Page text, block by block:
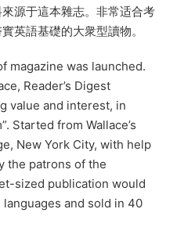
源于這本雜志。非常适合考
英語基礎的大衆型讀物。
magazine was launched.
Reader’s Digest
value and interest, in
Started from Wallace’s
New York City, with help
the patrons of the
sized publication would
and sold in 40